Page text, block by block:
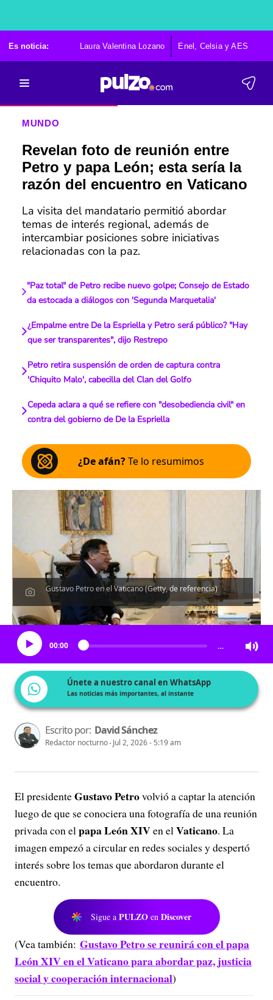
Es noticia: Laura Valentina Lozano Enel, Celsia y AES
MUNDO
Revelan foto de reunión entre
Petro y papa León; esta sería la
razón del encuentro en Vaticano
La visita del mandatario permitió abordar
temas de interés regional, además de
intercambiar posiciones sobre iniciativas
relacionadas con la paz.
"Paz total" de Petro recibe nuevo golpe; Consejo de Estado
da estocada a diálogos con 'Segunda Marquetalia'
¿Empalme entre De la Espriella y Petro será público? "Hay
que ser transparentes", dijo Restrepo
Petro retira suspensión de orden de captura contra
'Chiquito Malo', cabecilla del Clan del Golfo
Cepeda aclara a qué se refiere con "desobediencia civil" en
contra del gobierno de De la Espriella
¿De afán?Te lo resumimos
Gustavo Petro en el Vaticano (Getty, de referencia)
Escucha el artículo
00:00 …
Únete a nuestro canal en WhatsApp
Las noticias más importantes, al instante
Escrito por: David Sánchez
Redactor nocturno Jul 2, 2026 - 5:19 am
El presidenteGustavo Petrovolvió a captar la atención
luego de que se conociera una fotografía de una reunión
privada con elpapa León XIVen elVaticano. La
imagen empezó a circular en redes sociales y despertó
interés sobre los temas que abordaron durante el
encuentro.
Sigue a PULZO en Discover
(Vea también: Gustavo Petro se reunirá con el papa
León XIV en el Vaticano para abordar paz, justicia
social y cooperación internacional)